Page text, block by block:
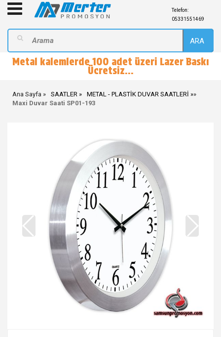
Telefon:
05331551469
ARA
Metal kalemlerde 100 adet üzeri Lazer Baskı
Ücretsiz...
Ana Sayfa SAATLER »
METAL - PLASTİK DUVAR SAATLERİ
Maxi Duvar Saati SP01-193